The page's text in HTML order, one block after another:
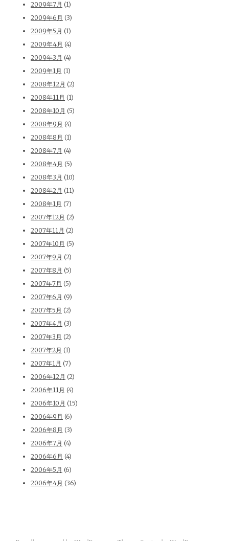
2009年7月 (1)
2009年6月 (3)
2009年5月 (1)
2009年4月 (4)
2009年3月 (4)
2009年1月 (1)
2008年12月 (2)
2008年11月 (1)
2008年10月 (5)
2008年9月 (4)
2008年8月 (1)
2008年7月 (4)
2008年4月 (5)
2008年3月 (10)
2008年2月 (11)
2008年1月 (7)
2007年12月 (2)
2007年11月 (2)
2007年10月 (5)
2007年9月 (2)
2007年8月 (5)
2007年7月 (5)
2007年6月 (9)
2007年5月 (2)
2007年4月 (3)
2007年3月 (2)
2007年2月 (1)
2007年1月 (7)
2006年12月 (2)
2006年11月 (4)
2006年10月 (15)
2006年9月 (6)
2006年8月 (3)
2006年7月 (4)
2006年6月 (4)
2006年5月 (6)
2006年4月 (36)